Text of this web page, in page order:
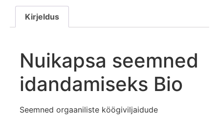
Kirjeldus
Nuikapsa seemned
idandamiseks Bio
Seemned orgaaniliste köögiviljaidude